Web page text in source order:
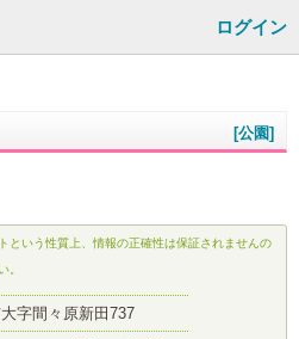
ログイン
[公園]
という性質上、情報の正確性は保証されませんの
。
字間々原新田737